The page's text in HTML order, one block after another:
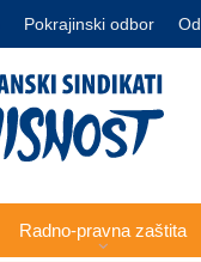
Pokrajinski odbor
Radno-pravna zaštita